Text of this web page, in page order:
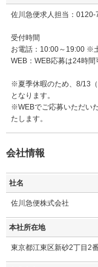
佐川急便求人担当：0120-
受付時間
お電話：10:00～19:00 ※
WEB：WEB応募は24時間
※夏季休暇のため、8/13
となります。
※WEBでご応募いただい
たします。
会社情報
社名
佐川急便株式会社
本社所在地
東京都江東区新砂2丁目2